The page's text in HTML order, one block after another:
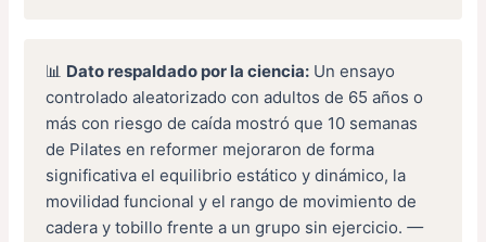
📊 Dato respaldado por la ciencia: Un ensayo
controlado aleatorizado con adultos de 65 años o
más con riesgo de caída mostró que 10 semanas
de Pilates en reformer mejoraron de forma
significativa el equilibrio estático y dinámico, la
movilidad funcional y el rango de movimiento de
cadera y tobillo frente a un grupo sin ejercicio.—